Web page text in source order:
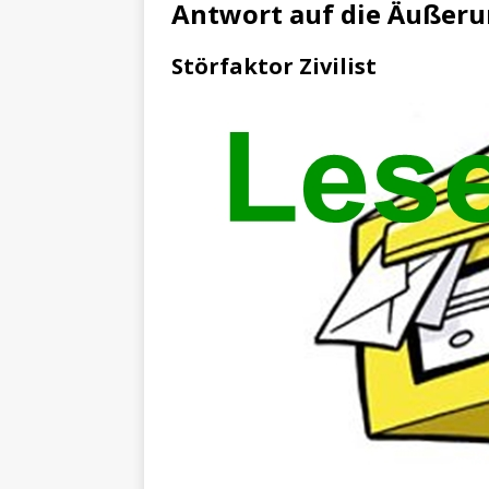
Antwort auf die
Störfaktor Zivilist